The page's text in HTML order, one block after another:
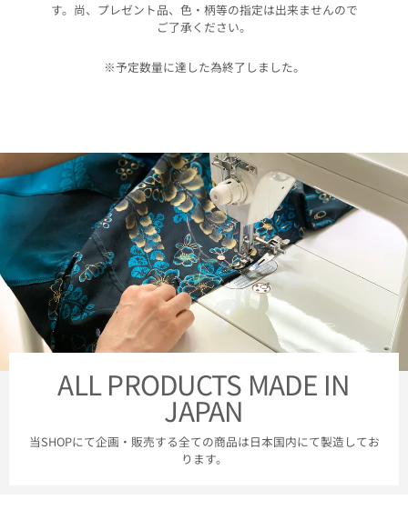
す。尚、プレゼント品、色・柄等の指定は出来ませんので
ご了承ください。
※予定数量に達した為終了しました。
ALL PRODUCTS MADE IN
JAPAN
当SHOPにて企画・販売する全ての商品は日本国内にて製造してお
ります。